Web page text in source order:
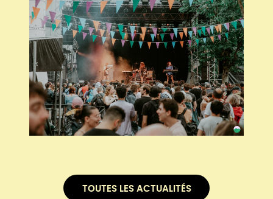
TOUTES LES ACTUALITÉS